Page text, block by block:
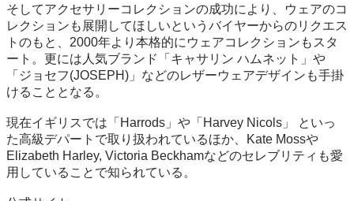
そしてアクセサリーコレクションの成功により、ウェアのコ
レクションも展開してほしいというバイヤーからのリクエス
トのもと、2000年より本格的にウェアコレクションもスタ
ート。更には人気ブランド「キャサリン ハムネット」や
「ジョセフ(JOSEPH)」などのレザーウェアデザインも手掛
けることとなる。
現在イギリスでは「Harrods」や「Harvey Nicols」 といっ
た高級デパートで取り扱われているほか、Kate Mossや
Elizabeth Harley, Victoria Beckhamなどのセレブリティも愛
用していることで知られている。